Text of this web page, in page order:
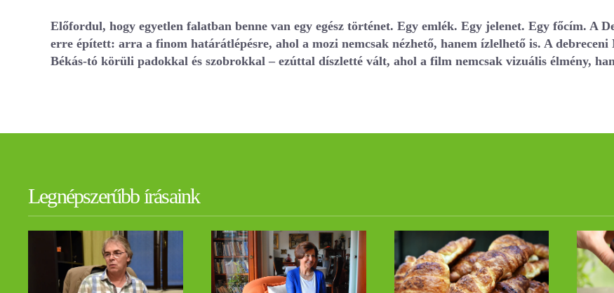
Előfordul, hogy egyetlen falatban benne van egy egész történet. Egy emlék. Egy jelenet. Egy főcím. A
erre épített: arra a finom határátlépésre, ahol a mozi nemcsak nézhető, hanem ízlelhető is. A
Békás-tó körüli padokkal és szobrokkal – ezúttal díszletté vált, ahol a film nemcsak vizuális élmény,
Legnépszerűbb írásaink